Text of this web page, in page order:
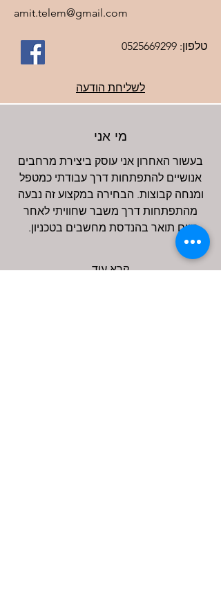
amit.telem@gmail.com
טלפון: 0525669299
לשליחת הודעה
מי אני
בעשור האחרון אני עוסק ביצירת מרחבים
אנושיים להתפתחות דרך עבודתי כמטפל
ומנחה קבוצות. הבחירה במקצוע זה נבעה
מהתפתחות דרך משבר שחוויתי לאחר
סיום תואר בהנדסת מחשבים בטכניון.
קרא עוד